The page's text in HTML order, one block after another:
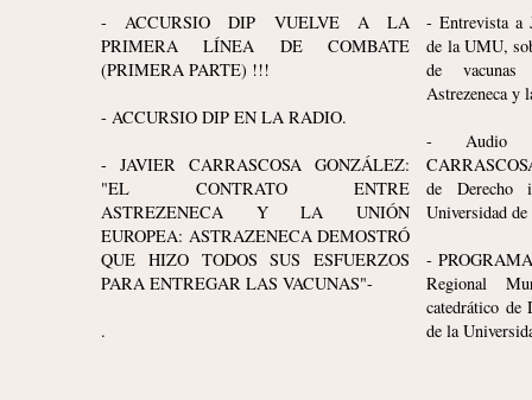
- ACCURSIO DIP VUELVE A LA
PRIMERA LÍNEA DE COMBATE
(PRIMERA PARTE) !!!
- ACCURSIO DIP EN LA RADIO.
- JAVIER CARRASCOSA GONZÁLEZ:
"EL CONTRATO ENTRE
ASTREZENECA Y LA UNIÓN
EUROPEA: ASTRAZENECA DEMOSTRÓ
QUE HIZO TODOS SUS ESFUERZOS
PARA ENTREGAR LAS VACUNAS"-
.
- Entrevista a
de la UMU,
de
Astrezeneca y
- Audio
de Derecho
Universidad
-
Regional
catedrático de
de la